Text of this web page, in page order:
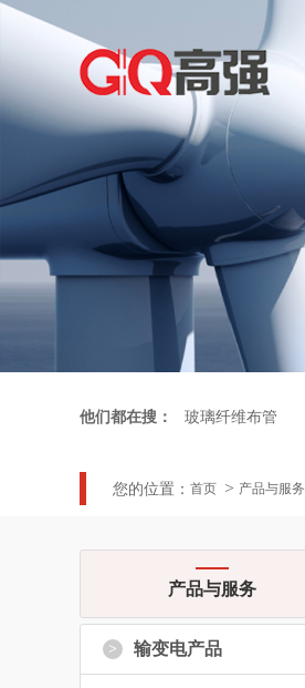
他们都在搜： 玻璃纤维布管
您的位置： 首页 产品与服务
产品与服务
> 输变电产品